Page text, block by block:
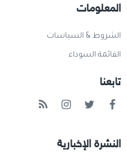
المعلومات
الشروط & السياسات
القائمة السوداء
تابعنا
النشرة الإخبارية